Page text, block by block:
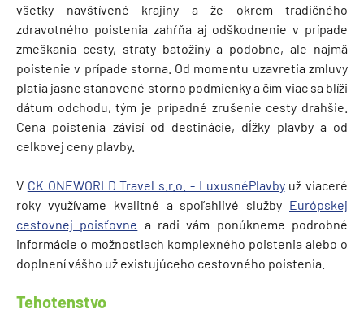
všetky navštívené krajiny a že okrem tradičného
zdravotného poistenia zahŕňa aj odškodnenie v prípade
zmeškania cesty, straty batožiny a podobne, ale najmä
poistenie v prípade storna. Od momentu uzavretia zmluvy
platia jasne stanovené storno podmienky a čím viac sa blíži
dátum odchodu, tým je prípadné zrušenie cesty drahšie.
Cena poistenia závisí od destinácie, dĺžky plavby a od
celkovej ceny plavby.
V CK ONEWORLD Travel s.r.o. - LuxusnéPlavbyuž viaceré
roky využívame kvalitné a spoľahlivé služby Európskej
cestovnej poisťovne a radi vám ponúkneme podrobné
informácie o možnostiach komplexného poistenia alebo o
doplnení vášho už existujúceho cestovného poistenia.
Tehotenstvo